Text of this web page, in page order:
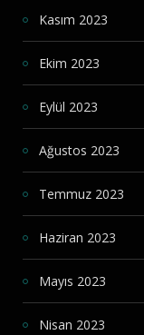
Kasım 2023
Ekim 2023
Eylül 2023
Ağustos 2023
Temmuz 2023
Haziran 2023
Mayıs 2023
Nisan 2023